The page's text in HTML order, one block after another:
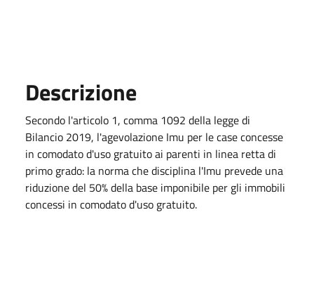
Descrizione
Secondo l'articolo 1, comma 1092 della legge di
Bilancio 2019, l'agevolazione Imu per le case concesse
in comodato d'uso gratuito ai parenti in linea retta di
primo grado: la norma che disciplina l'Imu prevede una
riduzione del 50% della base imponibile per gli immobili
concessi in comodato d'uso gratuito.